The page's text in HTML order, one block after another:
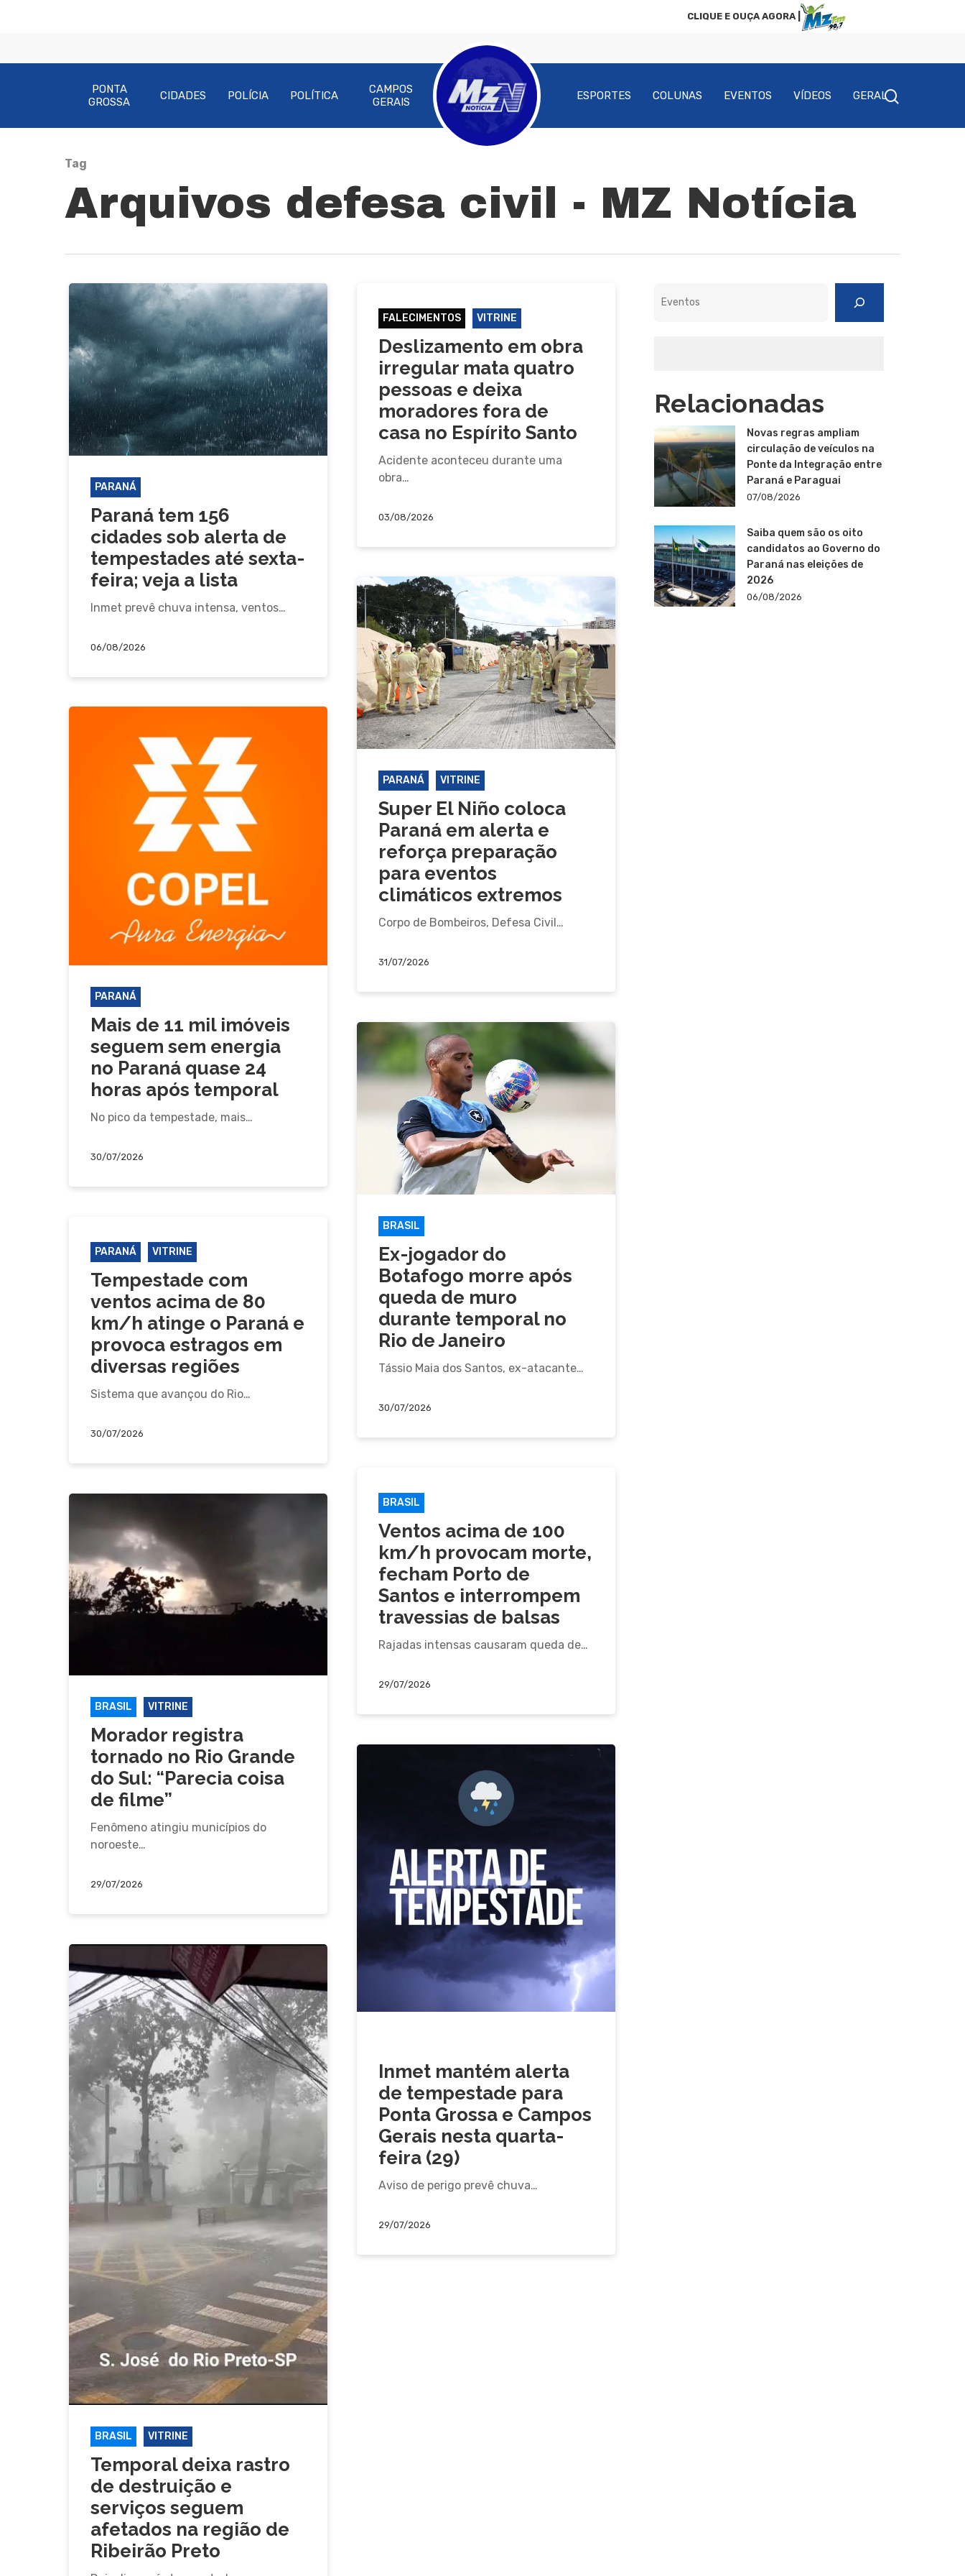
CLIQUE E OUÇA AGORA |
Pressione Enter para pesquisar ou ESC para fechar
PONTA
GROSSA
CIDADES POLÍCIA POLÍTICA
CAMPOS
GERAIS
ESPORTES COLUNAS EVENTOS VÍDEOS GERAL
Tag
Arquivos defesa civil - MZ Notícia
PARANÁ
Paraná tem 156
cidades sob alerta de
tempestades até sexta-
feira; veja a lista
Inmet prevê chuva intensa, ventos…
06/08/2026
FALECIMENTOS VITRINE
Deslizamento em obra
irregular mata quatro
pessoas e deixa
moradores fora de
casa no Espírito Santo
Acidente aconteceu durante uma
obra…
03/08/2026
PARANÁ VITRINE
Super El Niño coloca
Paraná em alerta e
reforça preparação
para eventos
climáticos extremos
Corpo de Bombeiros, Defesa Civil…
31/07/2026
PARANÁ
Mais de 11 mil imóveis
seguem sem energia
no Paraná quase 24
horas após temporal
No pico da tempestade, mais…
30/07/2026
BRASIL
Ex-jogador do
Botafogo morre após
queda de muro
durante temporal no
Rio de Janeiro
Tássio Maia dos Santos, ex-atacante…
30/07/2026
PARANÁ VITRINE
Tempestade com
ventos acima de 80
km/h atinge o Paraná e
provoca estragos em
diversas regiões
Sistema que avançou do Rio…
30/07/2026
BRASIL
Ventos acima de 100
km/h provocam morte,
fecham Porto de
Santos e interrompem
travessias de balsas
Rajadas intensas causaram queda de…
29/07/2026
BRASIL VITRINE
Morador registra
tornado no Rio Grande
do Sul: “Parecia coisa
de filme”
Fenômeno atingiu municípios do
noroeste…
29/07/2026
Inmet mantém alerta
de tempestade para
Ponta Grossa e Campos
Gerais nesta quarta-
feira (29)
Aviso de perigo prevê chuva…
29/07/2026
BRASIL VITRINE
Temporal deixa rastro
de destruição e
serviços seguem
afetados na região de
Ribeirão Preto
Relacionadas
Novas regras ampliam
circulação de veículos na
Ponte da Integração entre
Paraná e Paraguai
07/08/2026
Saiba quem são os oito
candidatos ao Governo do
Paraná nas eleições de
2026
06/08/2026